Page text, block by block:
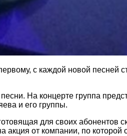
с каждой новой
На концерте группа
и его группы.
для своих абонентов
от компании, по которой